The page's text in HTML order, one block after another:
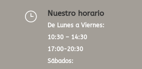
} Nuestro horario
De Lunes a Viernes:
10:30 – 14:30
17:00-20:30
Sábados: